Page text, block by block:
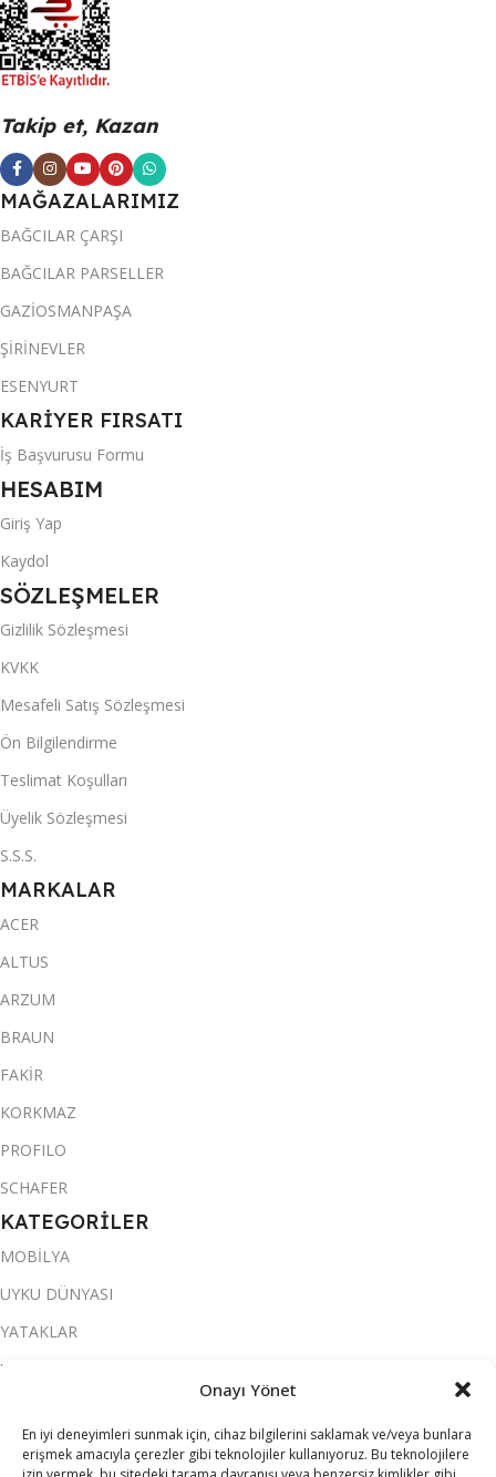
Onayı Yönet
En iyi deneyimleri sunmak için, cihaz bilgilerini saklamak ve/veya bunlara
erişmek amacıyla çerezler gibi teknolojiler kullanıyoruz. Bu teknolojilere
Takip et, Kazan
MAĞAZALARIMIZ
BAĞCILAR ÇARŞI
BAĞCILAR PARSELLER
GAZİOSMANPAŞA
ŞİRİNEVLER
ESENYURT
KARİYER FIRSATI
İş Başvurusu Formu
HESABIM
Giriş Yap
Kaydol
SÖZLEŞMELER
Gizlilik Sözleşmesi
KVKK
Mesafeli Satış Sözleşmesi
Ön Bilgilendirme
Teslimat Koşulları
Üyelik Sözleşmesi
S.S.S.
MARKALAR
ACER
ALTUS
ARZUM
BRAUN
FAKİR
KORKMAZ
PROFILO
SCHAFER
KATEGORİLER
MOBİLYA
UYKU DÜNYASI
YATAKLAR
YATAK ODASI
KOLTUK TAKIMI